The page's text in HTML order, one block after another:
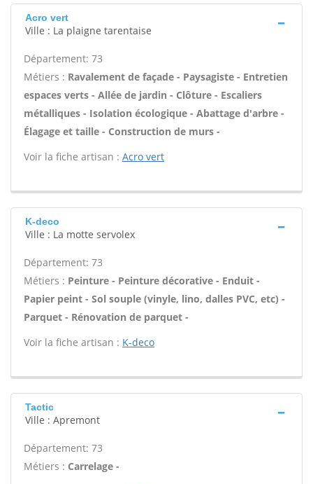
Acro vert
Ville : La plaigne tarentaise
Département: 73
Métiers : Ravalement de façade - Paysagiste - Entretien
espaces verts - Allée de jardin - Clôture - Escaliers
métalliques - Isolation écologique - Abattage d'arbre -
Élagage et taille - Construction de murs -
Voir la fiche artisan : Acro vert
K-deco
Ville : La motte servolex
Département: 73
Métiers : Peinture - Peinture décorative - Enduit -
Papier peint - Sol souple (vinyle, lino, dalles PVC, etc) -
Parquet - Rénovation de parquet -
Voir la fiche artisan : K-deco
Tactic
Ville : Apremont
Département: 73
Métiers : Carrelage -